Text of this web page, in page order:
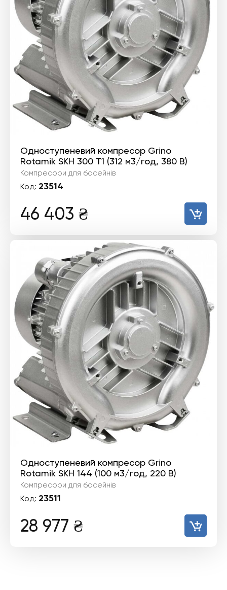
Одноступеневий компресор Grino
Rotamik SKH 300 Т1 (312 м3/год, 380 В)
Компресори для басейнів
Код: 23514
46 403 ₴
Одноступеневий компресор Grino
Rotamik SKH 144 (100 м3/год, 220 В)
Компресори для басейнів
Код: 23511
28 977 ₴